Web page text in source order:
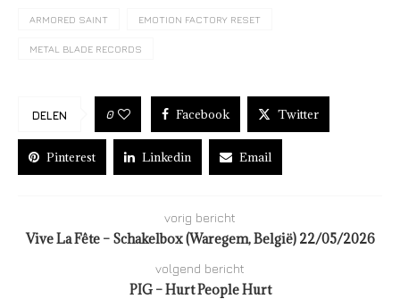
ARMORED SAINT EMOTION FACTORY RESET
METAL BLADE RECORDS
DELEN 0 Facebook Twitter
Pinterest Linkedin Email
vorig bericht
Vive La Fête – Schakelbox (Waregem, België) 22/05/2026
volgend bericht
PIG – Hurt People Hurt